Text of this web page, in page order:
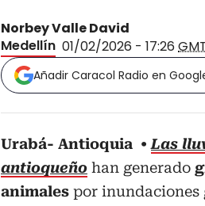
Norbey Valle David
Medellín 01/02/2026 - 17:26
Añadir Caracol Radio en
Urabá- Antioquia
Las
antioqueño han generado
animales por inundaciones